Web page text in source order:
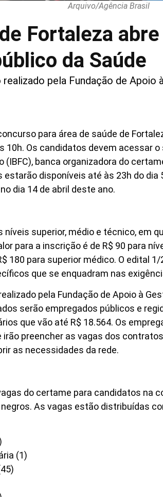
Arquivo/Agência Brasil
Fortaleza
da Saúde
pela Fundação de Apoio
para área de saúde de
10h. Os candidatos devem acessar
(IBFC), banca organizadora do
disponíveis até às 23h do dia
dia 14 de abril deste ano.
superior, médio e técnico, em
para a inscrição é de R$ 90 para
180 para superior médico. O edital
que se enquadram nas
pela Fundação de Apoio à
serão empregados públicos e
que vão até R$ 18.564. Os
irão preencher as vagas dos
as necessidades da rede.
do certame para candidatos na
As vagas estão distribuídas
(1)